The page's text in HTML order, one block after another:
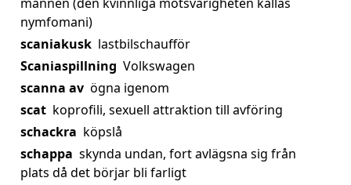
nymfomani)
scaniakusk lastbilschaufför
Scaniaspillning Volkswagen
scanna av ögna igenom
scat koprofili, sexuell attraktion till avföring
schackra köpslå
schappa skynda undan, fort avlägsna sig från
plats då det börjar bli farligt